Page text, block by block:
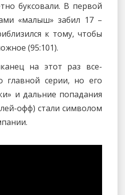
буксовали. В первой
«малыш» забил 17 –
к тому, чтобы
(95:101).
на этот раз все-
серии, но его
и дальние попадания
офф) стали символом